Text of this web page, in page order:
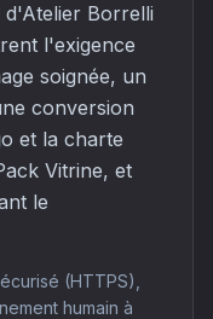
Borrelli
l'exigence
soignée, un
conversion
et la charte
Vitrine, et
le
(HTTPS),
humain à